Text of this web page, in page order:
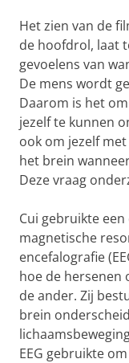
Het zien van de
de hoofdrol, laat
gevoelens van
De mens wordt
Daarom is het
jezelf te kunnen
ook om jezelf
het brein
Deze vraag
Cui gebruikte
magnetische
encefalografie
hoe de hersenen
de ander. Zij
brein
EEG gebruikte